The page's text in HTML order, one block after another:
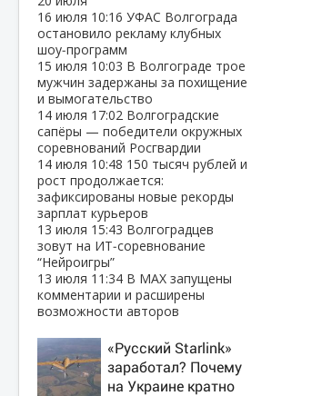
16 июля 10:16 УФАС Волгограда
остановило рекламу клубных
шоу‑программ
15 июля 10:03 В Волгограде трое
мужчин задержаны за похищение
и вымогательство
14 июля 17:02 Волгоградские
сапёры — победители окружных
соревнований Росгвардии
14 июля 10:48 150 тысяч рублей и
рост продолжается:
зафиксированы новые рекорды
зарплат курьеров
13 июля 15:43 Волгоградцев
зовут на ИТ‑соревнование
“Нейроигры”
13 июля 11:34 В МАХ запущены
комментарии и расширены
возможности авторов
«Русский Starlink»
заработал? Почему
на Украине кратно